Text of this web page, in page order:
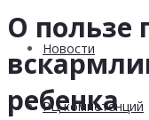
Новости
РЦ компетенций
О пользе
ребенка